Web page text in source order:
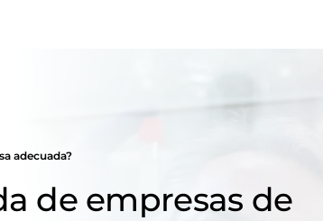
adecuada?
de empresas de